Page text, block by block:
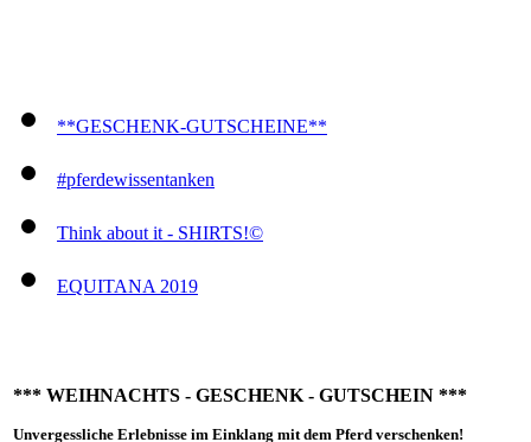
**GESCHENK-GUTSCHEINE**
#pferdewissentanken
Think about it - SHIRTS!©
EQUITANA 2019
*** WEIHNACHTS - GESCHENK - GUTSCHEIN ***
Unvergessliche Erlebnisse im Einklang mit dem Pferd verschenken!